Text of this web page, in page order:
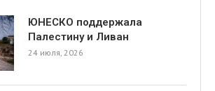
ЮНЕСКО поддержала
Палестину и Ливан
24 июля, 2026